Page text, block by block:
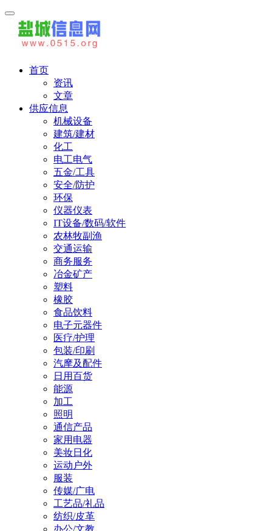
首页
资讯
文章
供应信息
机械设备
建筑/建材
化工
电工电气
五金/工具
安全/防护
环保
仪器仪表
IT设备/数码/软件
农林牧副渔
交通运输
商务服务
冶金矿产
塑料
橡胶
食品饮料
电子元器件
医疗/护理
包装/印刷
汽摩及配件
日用百货
能源
加工
照明
通信产品
家用电器
美妆日化
运动户外
服装
传媒/广电
工艺品/礼品
纺织/皮革
办公/文教